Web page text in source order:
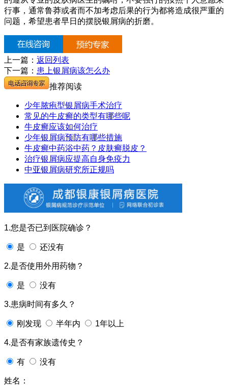
行事，通常鲁莽或者而不加考虑后果的行为都将造成很严重的
问题，希望患者早日的摆脱银屑病的折磨。
上一篇： 返回列表
下一篇： 患上银屑病该怎么办
推荐阅读
少年脓疱型银屑病手术治疗
常见的牛皮癣的类型有哪些呢
牛皮癣应该如何治疗
少年银屑病预防有哪些措施
牛皮癣中药浴中药？皮肤癣脱皮？
治疗银屑病应提高自身免疫力
中亚银屑病研究所正规吗
1.您是否已到医院确诊？
是 还没有
2.是否使用外用药物？
是 没有
3.患病时间有多久？
刚发现 半年内 1年以上
4.是否有家族遗传史？
有 没有
姓名：